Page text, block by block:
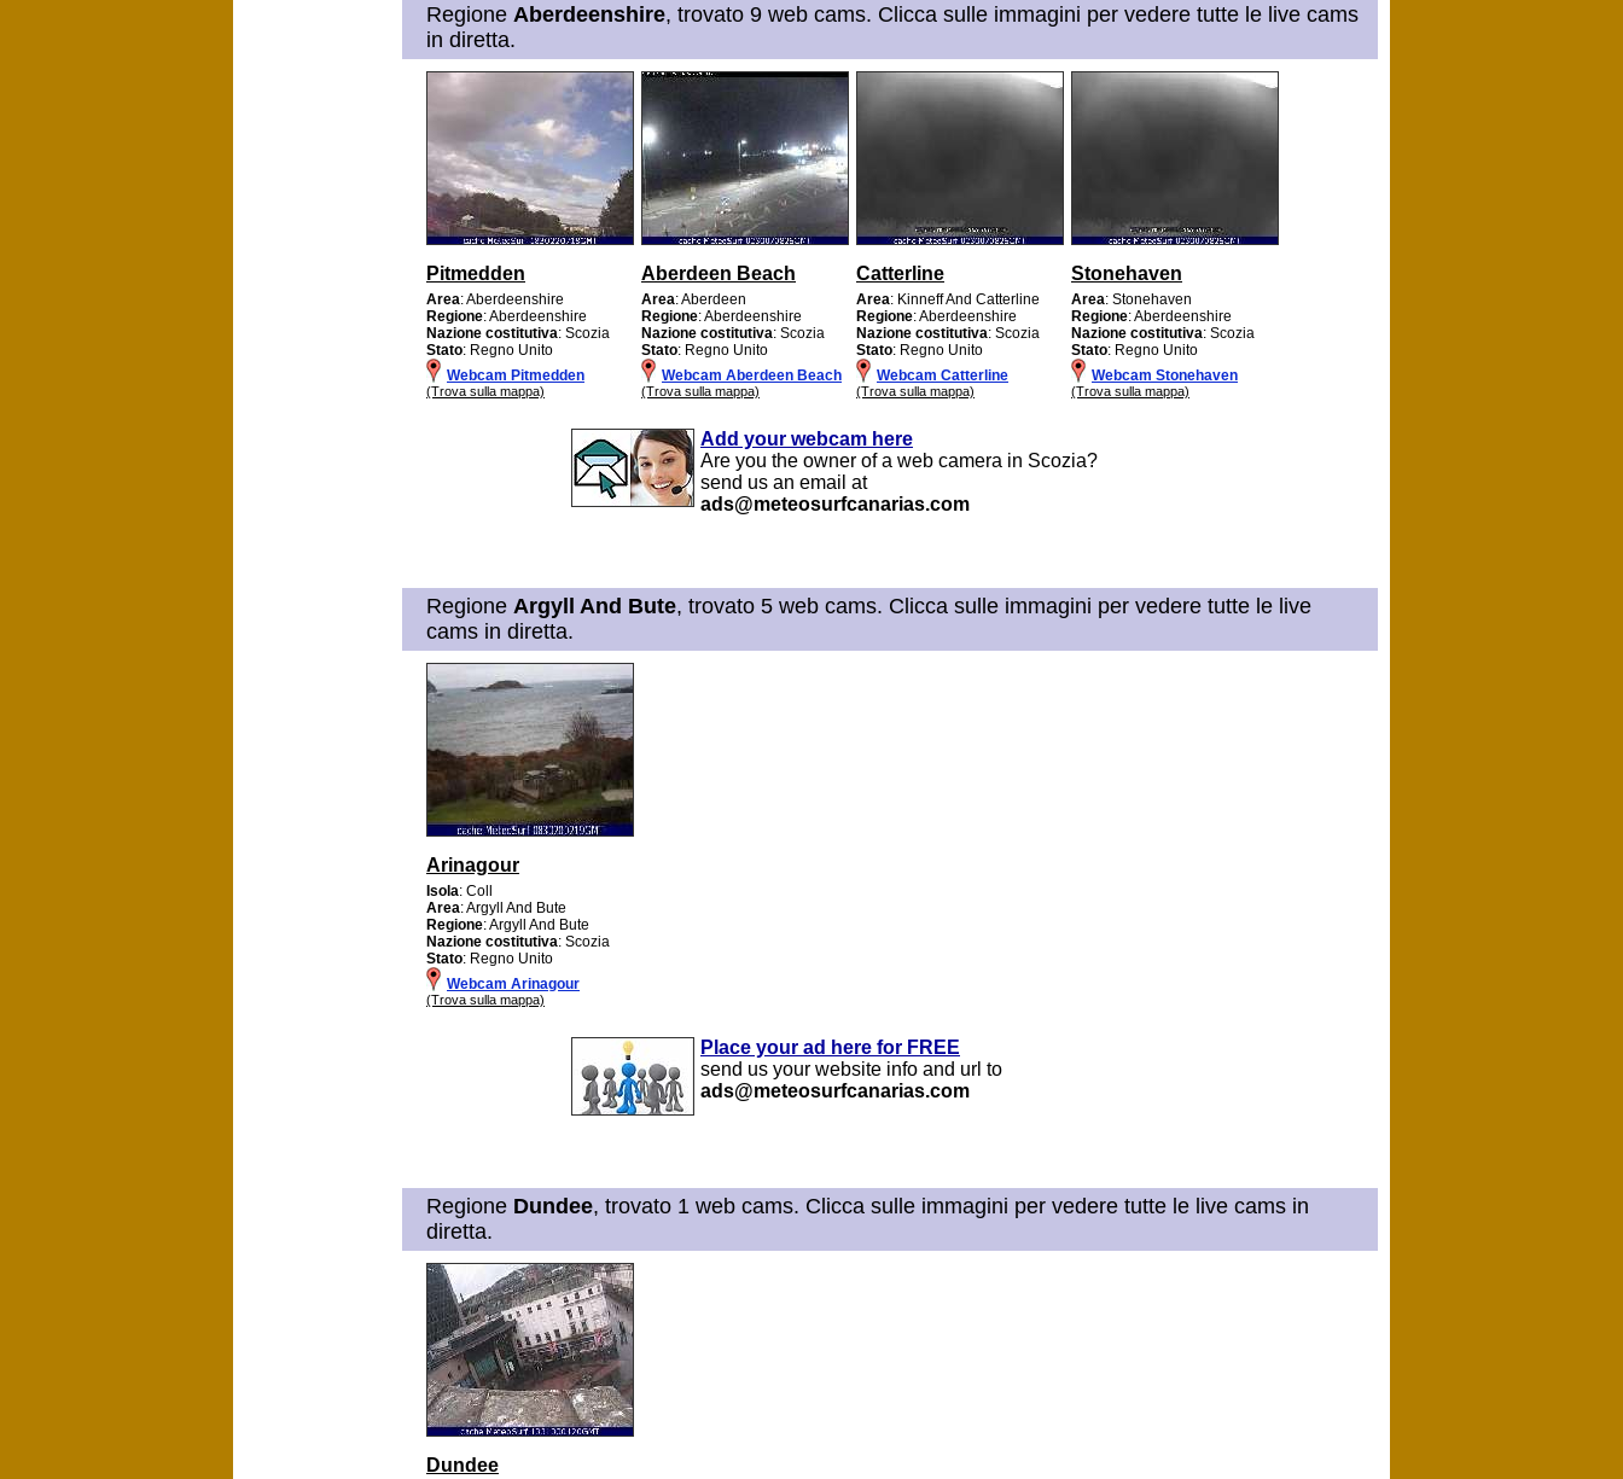
Regione Aberdeenshire, trovato 9 web cams. Clicca sulle immagini per vedere tutte le live cams
in diretta.
Pitmedden
Area: Aberdeenshire
Regione: Aberdeenshire
Nazione costitutiva: Scozia
Stato: Regno Unito
Webcam Pitmedden
(Trova sulla mappa)
Aberdeen Beach
Area: Aberdeen
Regione: Aberdeenshire
Nazione costitutiva: Scozia
Stato: Regno Unito
Webcam Aberdeen Beach
(Trova sulla mappa)
Catterline
Area: Kinneff And Catterline
Regione: Aberdeenshire
Nazione costitutiva: Scozia
Stato: Regno Unito
Webcam Catterline
(Trova sulla mappa)
Stonehaven
Area: Stonehaven
Regione: Aberdeenshire
Nazione costitutiva: Scozia
Stato: Regno Unito
Webcam Stonehaven
(Trova sulla mappa)
Add your webcam here
Are you the owner of a web camera in Scozia?
send us an email at
ads@meteosurfcanarias.com
Regione Argyll And Bute, trovato 5 web cams. Clicca sulle immagini per vedere tutte le live
cams in diretta.
Arinagour
Isola: Coll
Area: Argyll And Bute
Regione: Argyll And Bute
Nazione costitutiva: Scozia
Stato: Regno Unito
Webcam Arinagour
(Trova sulla mappa)
Place your ad here for FREE
send us your website info and url to
ads@meteosurfcanarias.com
Regione Dundee, trovato 1 web cams. Clicca sulle immagini per vedere tutte le live cams in
diretta.
Dundee